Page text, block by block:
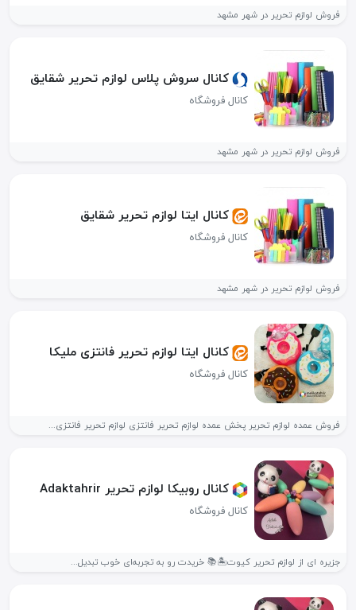
فروش لوازم تحریر در شهر مشهد
کانال سروش پلاس لوازم تحریر شقایق
کانال فروشگاه
فروش لوازم تحریر در شهر مشهد
کانال ایتا لوازم تحریر شقایق
کانال فروشگاه
فروش لوازم تحریر در شهر مشهد
کانال ایتا لوازم تحریر فانتزی ملیکا
کانال فروشگاه
فروش عمده لوازم تحریر پخش عمده لوازم تحریر فانتزی لوازم تحریر فانتزی...
کانال روبیکا لوازم تحریر Adaktahrir
کانال فروشگاه
جزیره ای از لوازم تحریر کیوت🏝📚 خریدت رو به تجربه‌ای خوب تبدیل...